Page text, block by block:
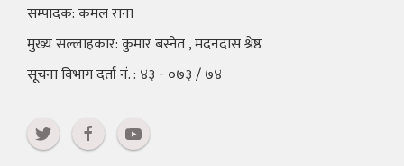
सम्पादक: कमल राना
मुख्य सल्लाहकार: कुमार बस्नेत , मदनदास श्रेष्ठ
सूचना विभाग दर्ता नं. : ४३ - ०७३ / ७४